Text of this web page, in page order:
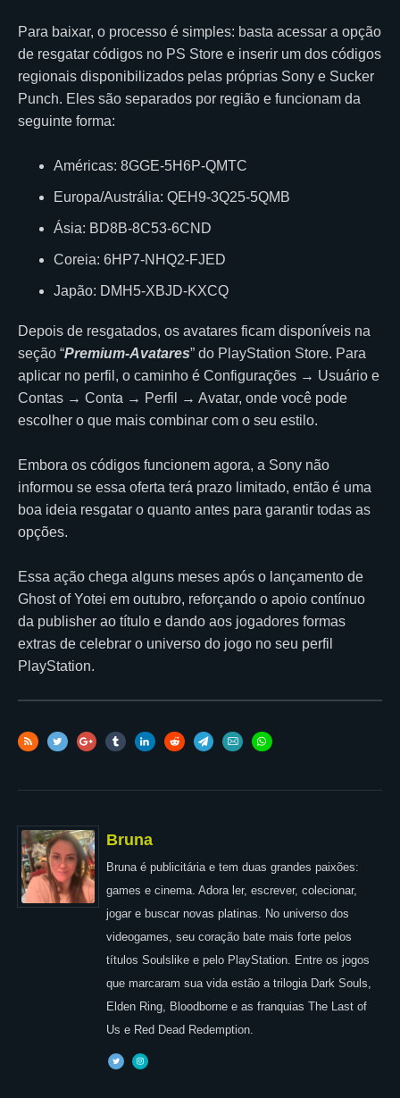
Para baixar, o processo é simples: basta acessar a opção
de resgatar códigos no PS Store e inserir um dos códigos
regionais disponibilizados pelas próprias Sony e Sucker
Punch. Eles são separados por região e funcionam da
seguinte forma:
Américas: 8GGE-5H6P-QMTC
Europa/Austrália: QEH9-3Q25-5QMB
Ásia: BD8B-8C53-6CND
Coreia: 6HP7-NHQ2-FJED
Japão: DMH5-XBJD-KXCQ
Depois de resgatados, os avatares ficam disponíveis na
seção “Premium-Avatares” do PlayStation Store. Para
aplicar no perfil, o caminho é Configurações → Usuário e
Contas → Conta → Perfil → Avatar, onde você pode
escolher o que mais combinar com o seu estilo.
Embora os códigos funcionem agora, a Sony não
informou se essa oferta terá prazo limitado, então é uma
boa ideia resgatar o quanto antes para garantir todas as
opções.
Essa ação chega alguns meses após o lançamento de
Ghost of Yotei em outubro, reforçando o apoio contínuo
da publisher ao título e dando aos jogadores formas
extras de celebrar o universo do jogo no seu perfil
PlayStation.
Bruna
Bruna é publicitária e tem duas grandes paixões:
games e cinema. Adora ler, escrever, colecionar,
jogar e buscar novas platinas. No universo dos
videogames, seu coração bate mais forte pelos
títulos Soulslike e pelo PlayStation. Entre os jogos
que marcaram sua vida estão a trilogia Dark Souls,
Elden Ring, Bloodborne e as franquias The Last of
Us e Red Dead Redemption.